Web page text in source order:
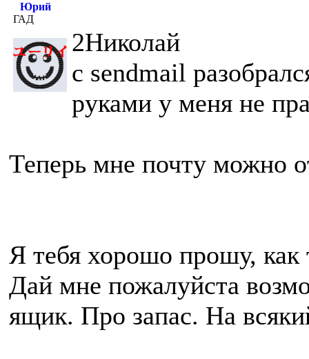
Юрий
ГАД
2Николай
с sendmail
руками у меня не
Теперь мне почту можно
Я тебя хорошо прошу,
Дай мне пожалуйста
ящик. Про запас. На